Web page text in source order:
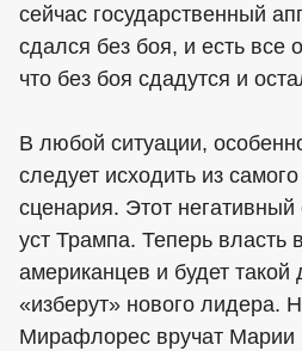
сейчас государственный
сдался без боя, и есть все
что без боя сдадутся и
В любой ситуации,
следует исходить из
сценария. Этот негативный
уст Трампа. Теперь власть
американцев и будет такой
«изберут» нового лидера.
Мирафлорес вручат Марии